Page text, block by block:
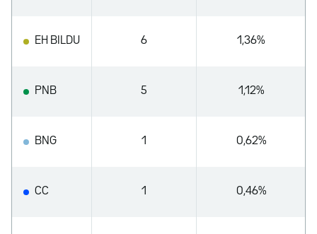
EH BILDU 6 1,36%
PNB 5 1,12%
BNG 1 0,62%
CC 1 0,46%